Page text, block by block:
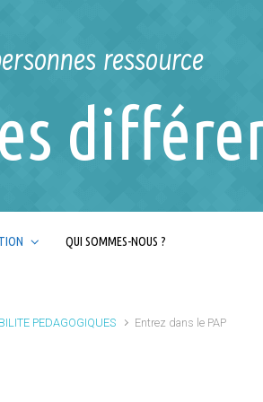
ressource
QUI SOMMES-NOUS ?
PEDAGOGIQUES Entrez dans le PAP